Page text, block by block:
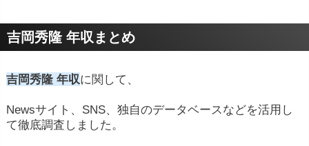
吉岡秀隆 年収まとめ
吉岡秀隆 年収に関して、
Newsサイト、SNS、独自のデータベースなどを活用し
て徹底調査しました。